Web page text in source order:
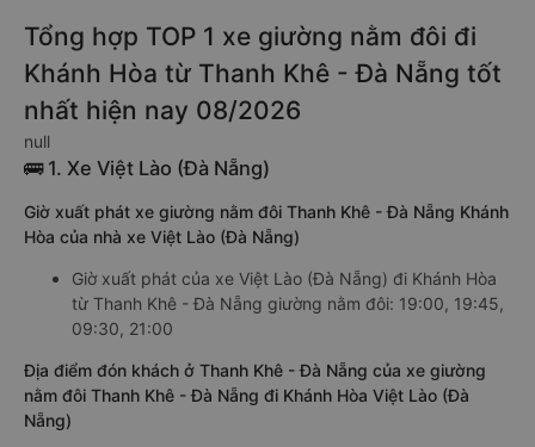
Tổng hợp TOP 1 xe giường nằm đôi đi
Khánh Hòa từ Thanh Khê - Đà Nẵng tốt
nhất hiện nay 08/2026
null
🚌 1. Xe Việt Lào (Đà Nẵng)
Giờ xuất phát xe giường nằm đôi Thanh Khê - Đà Nẵng Khánh
Hòa của nhà xe Việt Lào (Đà Nẵng)
Giờ xuất phát của xe Việt Lào (Đà Nẵng) đi Khánh Hòa
từ Thanh Khê - Đà Nẵng giường nằm đôi: 19:00, 19:45,
09:30, 21:00
Địa điểm đón khách ở Thanh Khê - Đà Nẵng của xe giường
nằm đôi Thanh Khê - Đà Nẵng đi Khánh Hòa Việt Lào (Đà
Nẵng)